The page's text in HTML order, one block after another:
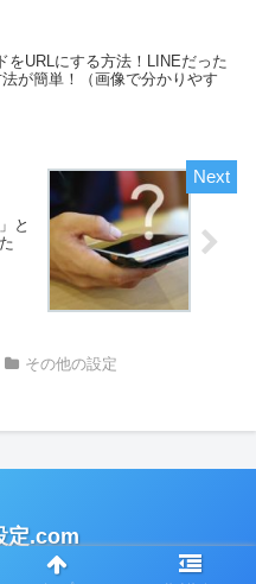
をURLにする方法！LINEだった
法が簡単！（画像で分かりやす
と
その他の設定
定.com
.com All Rights Reserved.